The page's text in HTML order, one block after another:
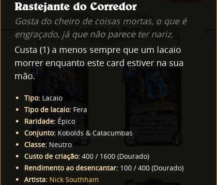
Rastejante do Corredor
Gosta do cheiro de coisas mortas, o que é
engraçado, já que não parece ter nariz.
Custa (1) a menos sempre que um lacaio
morrer enquanto este card estiver na sua
mão.
Tipo: Lacaio
Tipo de lacaio: Fera
Raridade: Épico
Conjunto: Kobolds & Catacumbas
Classe: Neutro
Custo de criação: 400 / 1600 (Dourado)
Rendimento ao desencantar: 100 / 400 (Dourado)
Artista: Nick Southham